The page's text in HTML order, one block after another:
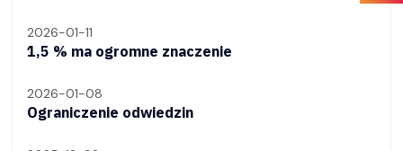
2026-01-11
1,5 % ma ogromne znaczenie
2026-01-08
Ograniczenie odwiedzin